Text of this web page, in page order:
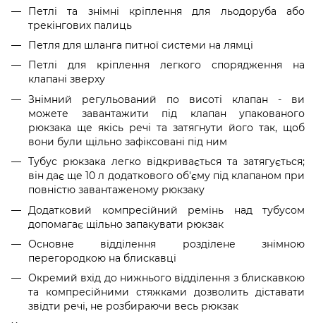
Петлі та знімні кріплення для льодоруба або
трекінгових палиць
Петля для шланга питної системи на лямці
Петлі для кріплення легкого спорядження на
клапані зверху
Знімний регульований по висоті клапан - ви
можете завантажити під клапан упакованого
рюкзака ще якісь речі та затягнути його так, щоб
вони були щільно зафіксовані під ним
Тубус рюкзака легко відкривається та затягується;
він дає ще 10 л додаткового об'єму під клапаном при
повністю завантаженому рюкзаку
Додатковий компресійний ремінь над тубусом
допомагає щільно запакувати рюкзак
Основне відділення розділене знімною
перегородкою на блискавці
Окремий вхід до нижнього відділення з блискавкою
та компресійними стяжками дозволить діставати
звідти речі, не розбираючи весь рюкзак